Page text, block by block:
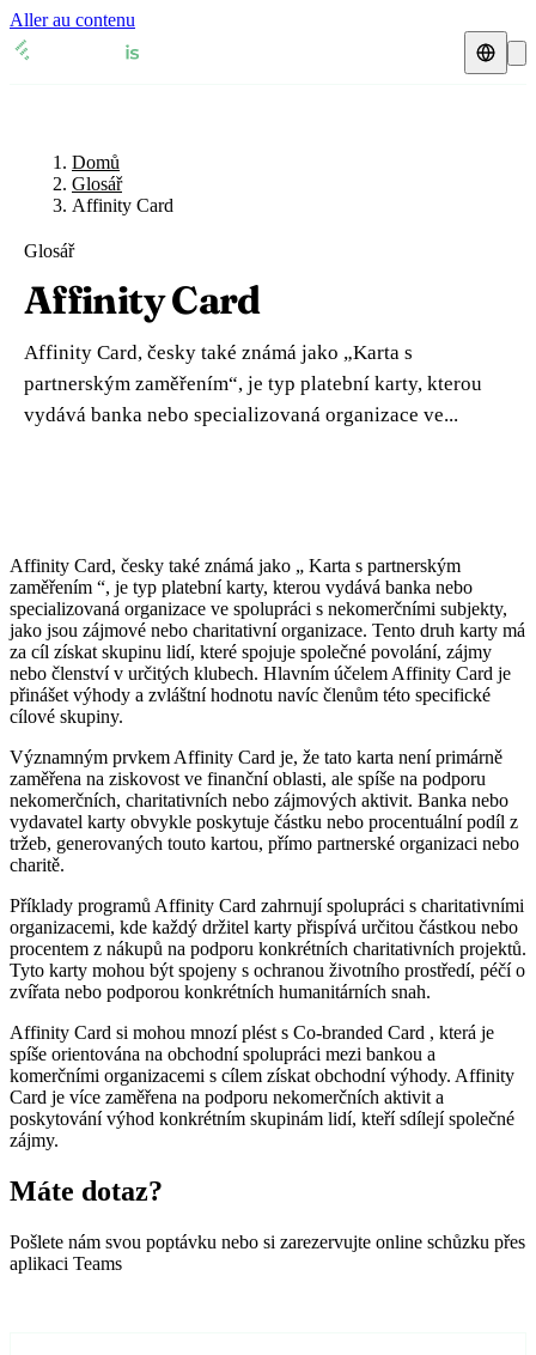
Aller au contenu
🇧🇪 Belgie
🇧🇬 Bulharsko
🇩🇰 Dánsko
🇪🇪
🇫🇮 Finsko
🇮🇪 Irsko
🇮🇹 Itálie
🇨🇾 Kypr
🇱🇹 Litva
🇱🇻 Lotyšsko
🇱🇺 Lucembursko
🇲🇹 Malta
🇩🇪 Německo
🇳🇱 Nizozemsko
🇳🇴 Norsko
🇵🇹 Portugalsko
🇦🇹 Rakousko
Přehledy DPH
🇧🇪 Belgie
🇧🇬
🇨🇿 Česká republika
🇩🇰 Dánsko
🇪🇪 Estonsko
🇭🇷 Chorvatsko
🇮🇪 Irsko
🇮🇹 Itálie
🇨🇾 Kypr
🇱🇹 Litva
🇱🇻 Lotyšsko
🇭🇺 Maďarsko
🇲🇹 Malta
🇩🇪 Německo
🇳🇱 Nizozemsko
🇵🇱 Polsko
🇵🇹 Portugalsko
Zdroje a blog
Blog
Glosář
Ověření DIČ
Kalkulačka DPH
Domů
Glosář
Affinity Card
Glosář
Affinity Card
Affinity Card, česky také známá jako „Karta s
partnerským zaměřením“, je typ platební karty, kterou
vydává banka nebo specializovaná organizace ve...
Affinity Card, česky také známá jako „ Karta s partnerským
zaměřením “, je typ platební karty, kterou vydává banka nebo
specializovaná organizace ve spolupráci s nekomerčními subjekty,
jako jsou zájmové nebo charitativní organizace. Tento druh karty má
za cíl získat skupinu lidí, které spojuje společné povolání, zájmy
nebo členství v určitých klubech. Hlavním účelem Affinity Card je
přinášet výhody a zvláštní hodnotu navíc členům této specifické
cílové skupiny.
Významným prvkem Affinity Card je, že tato karta není primárně
zaměřena na ziskovost ve finanční oblasti, ale spíše na podporu
nekomerčních, charitativních nebo zájmových aktivit. Banka nebo
vydavatel karty obvykle poskytuje částku nebo procentuální podíl z
tržeb, generovaných touto kartou, přímo partnerské organizaci nebo
charitě.
Příklady programů Affinity Card zahrnují spolupráci s charitativními
organizacemi, kde každý držitel karty přispívá určitou částkou nebo
procentem z nákupů na podporu konkrétních charitativních projektů.
Tyto karty mohou být spojeny s ochranou životního prostředí, péčí o
zvířata nebo podporou konkrétních humanitárních snah.
Affinity Card si mohou mnozí plést s Co-branded Card , která je
spíše orientována na obchodní spolupráci mezi bankou a
komerčními organizacemi s cílem získat obchodní výhody. Affinity
Card je více zaměřena na podporu nekomerčních aktivit a
poskytování výhod konkrétním skupinám lidí, kteří sdílejí společné
zájmy.
Máte dotaz?
Pošlete nám svou poptávku nebo si zarezervujte online schůzku přes
aplikaci Teams